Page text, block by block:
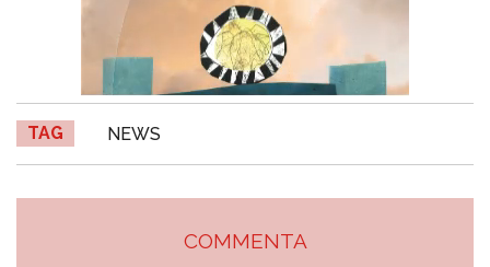
TAG NEWS
COMMENTA